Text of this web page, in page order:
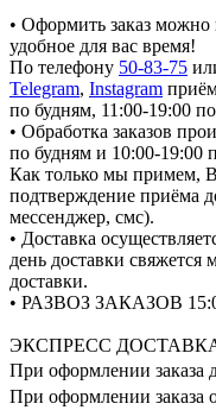
• Оформить заказ можно
удобное для вас время!
По телефону 50-83-75
Telegram, Instagram
по будням, 11:00-19:00
• Обработка заказов
по будням и 10:00-19:00
Как только мы примем,
подтверждение приёма
мессенджер, смс).
• Доставка
день доставки
доставки.
• РАЗВОЗ ЗАКАЗОВ
ЭКСПРЕСС ДОСТАВКА -
При оформлении заказа
При оформлении заказа